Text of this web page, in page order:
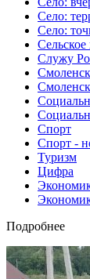
Село:
Село:
Сельское
Служу
Спорт
Спорт -
Туризм
Цифра
Подробнее